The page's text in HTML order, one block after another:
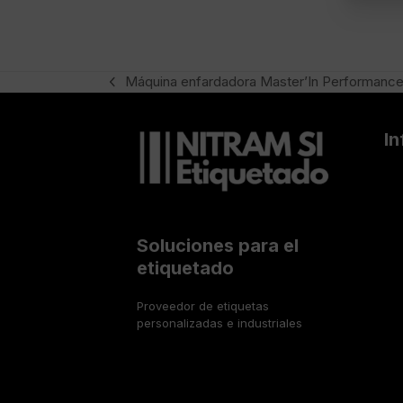
a
c
previous
Máquina enfardadora Master’In Performance
Soluciones para el
etiquetado
Proveedor de etiquetas
personalizadas e industriales